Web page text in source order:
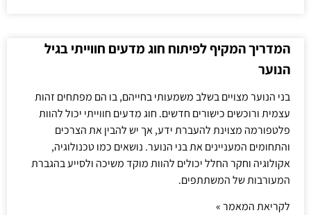
המדריך המקיף לפיתוח חוג מדעים חווייתי בגיל
הנוער
בני הנוער מצויים בשלב משמעותי בחייהם, בו הם מפתחים זהות
עצמית ורוכשים כישורים חדשים. חוג מדעים חווייתי יכול להוות
פלטפורמה מצוינת להעברת ידע, אך יש להבין את הצרכים
והתחומים המעניינים את בני הנוער. נושאים כמו טכנולוגיה,
אקולוגיה וחקר החלל יכולים להוות מוקד משיכה ולסייע בהגברת
המעורבות של המשתתפים.
לקריאת המאמר »